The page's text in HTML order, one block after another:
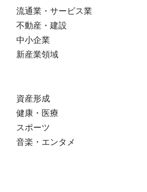
流通業・サービス業
不動産・建設
中小企業
新産業領域
資産形成
健康・医療
スポーツ
音楽・エンタメ